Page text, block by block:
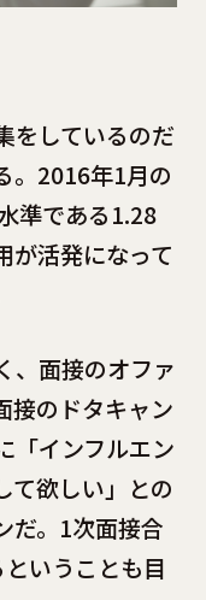
をしているのだ
。2016年1月の
準である1.28
が活発になって
、面接のオファ
接のドタキャン
「インフルエン
て欲しい」との
だ。1次面接合
いうことも目